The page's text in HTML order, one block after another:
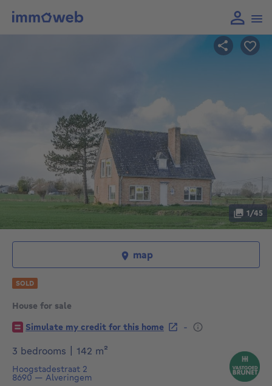
House for sale
€ Simulate my credit for this home
-
3 bedrooms
142 m²
Hoogstadestraat 2
8690 — Alveringem
1/45
map
SOLD